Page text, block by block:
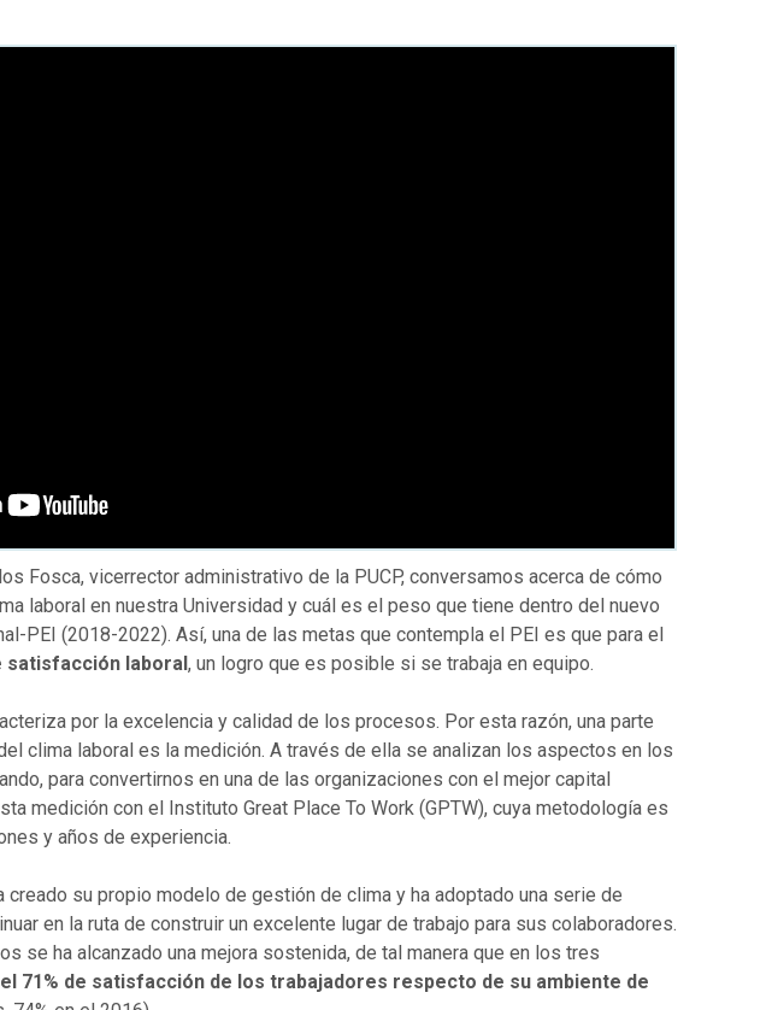
Fosca, vicerrector administrativo de la PUCP, conversamos acerca de cómo
laboral en nuestra Universidad y cuál es el peso que tiene dentro del nuevo
PEI (2018-2022). Así, una de las metas que contempla el PEI es que para el
satisfacción laboral, un logro que es posible si se trabaja en equipo.
por la excelencia y calidad de los procesos. Por esta razón, una parte
clima laboral es la medición. A través de ella se analizan los aspectos en los
para convertirnos en una de las organizaciones con el mejor capital
medición con el Instituto Great Place To Work (GPTW), cuya metodología es
y años de experiencia.
creado su propio modelo de gestión de clima y ha adoptado una serie de
en la ruta de construir un excelente lugar de trabajo para sus colaboradores.
se ha alcanzado una mejora sostenida, de tal manera que en los tres
71% de satisfacción de los trabajadores respecto de su ambiente de